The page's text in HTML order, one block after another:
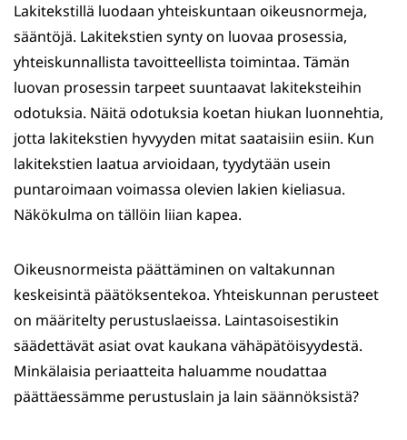
Lakitekstillä luodaan yhteiskuntaan oikeusnormeja,
sääntöjä. Lakitekstien synty on luovaa prosessia,
yhteiskunnallista tavoitteellista toimintaa. Tämän
luovan prosessin tarpeet suuntaavat lakiteksteihin
odotuksia. Näitä odotuksia koetan hiukan luonnehtia,
jotta lakitekstien hyvyyden mitat saataisiin esiin. Kun
lakitekstien laatua arvioidaan, tyydytään usein
puntaroimaan voimassa olevien lakien kieliasua.
Näkökulma on tällöin liian kapea.
Oikeusnormeista päättäminen on valtakunnan
keskeisintä päätöksentekoa. Yhteiskunnan perusteet
on määritelty perustuslaeissa. Laintasoisestikin
säädettävät asiat ovat kaukana vähäpätöisyydestä.
Minkälaisia periaatteita haluamme noudattaa
päättäessämme perustuslain ja lain säännöksistä?